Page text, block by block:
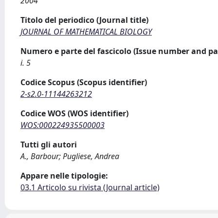
Titolo del periodico (Journal title)
JOURNAL OF MATHEMATICAL BIOLOGY
Numero e parte del fascicolo (Issue number and
i. 5
Codice Scopus (Scopus identifier)
2-s2.0-11144263212
Codice WOS (WOS identifier)
WOS:000224935500003
Tutti gli autori
A., Barbour; Pugliese, Andrea
Appare nelle tipologie:
03.1 Articolo su rivista (Journal article)